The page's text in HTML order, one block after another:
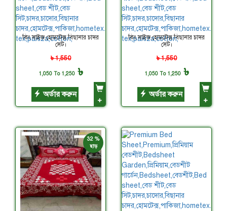
কিং সাইজ হোমটেক্স বিছানার চাদর
সেট।
৳ 1,550
1,050 To 1,250৳
অর্ডার করুন
+
কিং সাইজ হোমটেক্স বিছানার চাদর
সেট।
৳ 1,550
1,050 To 1,250৳
অর্ডার করুন
+
32 %
ছাড়